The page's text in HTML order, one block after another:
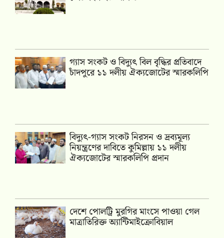
গ্যাস সংকট ও বিদ্যুৎ বিল বৃদ্ধির প্রতিবাদে
চাঁদপুরে ১১ দলীয় ঐক্যজোটের স্মারকলিপি
‎বিদ্যুৎ-গ্যাস সংকট নিরসন ও দ্রব্যমূল্য
নিয়ন্ত্রণের দাবিতে কুমিল্লায় ১১ দলীয়
ঐক‍্যজোটের স্মারকলিপি প্রদান
দেশে পোলট্রি মুরগির মাংসে পাওয়া গেল
মাত্রাতিরিক্ত অ্যান্টিমাইক্রোবিয়াল